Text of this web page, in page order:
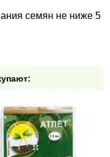
семян не ниже 5
ям и